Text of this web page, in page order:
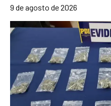
9 de agosto de 2026